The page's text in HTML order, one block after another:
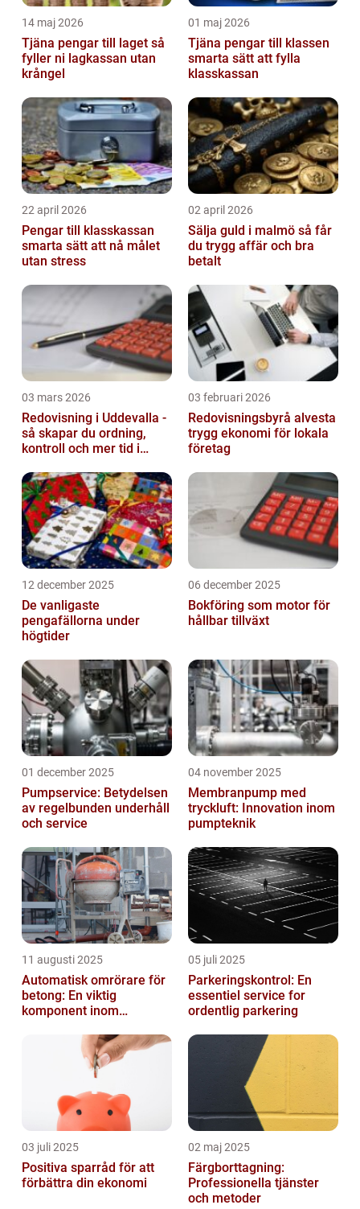
14 maj 2026
Tjäna pengar till laget så
fyller ni lagkassan utan
krångel
01 maj 2026
Tjäna pengar till klassen
smarta sätt att fylla
klasskassan
22 april 2026
Pengar till klasskassan
smarta sätt att nå målet
utan stress
02 april 2026
Sälja guld i malmö så får
du trygg affär och bra
betalt
03 mars 2026
Redovisning i Uddevalla -
så skapar du ordning,
kontroll och mer tid i
03 februari 2026
Redovisningsbyrå alvesta
trygg ekonomi för lokala
företag
12 december 2025
De vanligaste
pengafällorna under
högtider
06 december 2025
Bokföring som motor för
hållbar tillväxt
01 december 2025
Pumpservice: Betydelsen
av regelbunden underhåll
och service
04 november 2025
Membranpump med
tryckluft: Innovation inom
pumpteknik
11 augusti 2025
Automatisk omrörare för
betong: En viktig
komponent inom
05 juli 2025
Parkeringskontrol: En
essentiel service for
ordentlig parkering
03 juli 2025
Positiva sparråd för att
förbättra din ekonomi
02 maj 2025
Färgborttagning:
Professionella tjänster
och metoder